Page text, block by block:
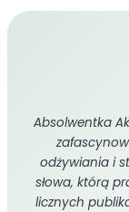
Absolwentka
odżywiania i
słowa, którą
licznych